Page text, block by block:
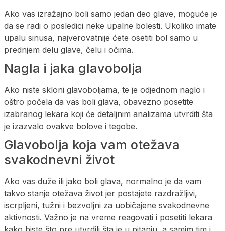
Ako vas izražajno boli samo jedan deo glave, moguće je
da se radi o posledici neke upalne bolesti. Ukoliko imate
upalu sinusa, najverovatnije ćete osetiti bol samo u
prednjem delu glave, čelu i očima.
Nagla i jaka glavobolja
Ako niste skloni glavoboljama, te je odjednom naglo i
oštro počela da vas boli glava, obavezno posetite
izabranog lekara koji će detaljnim analizama utvrditi šta
je izazvalo ovakve bolove i tegobe.
Glavobolja koja vam otežava
svakodnevni život
Ako vas duže ili jako boli glava, normalno je da vam
takvo stanje otežava život jer postajete razdražljivi,
iscrpljeni, tužni i bezvoljni za uobičajene svakodnevne
aktivnosti. Važno je na vreme reagovati i posetiti lekara